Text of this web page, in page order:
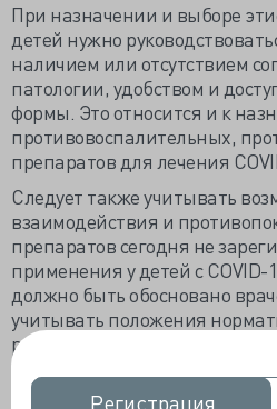
Регистрация
Регистрация
При назначении и выборе
детей нужно
наличием или отсутствием
патологии, удобством и
формы. Это относится и к
противовоспалительных,
препаратов для лечения
Следует также учитывать
взаимодействия и
препаратов сегодня не
применения у детей с COVID-
должно быть обосновано
учитывать положения
регламентирующих
терапии.
Текст документа